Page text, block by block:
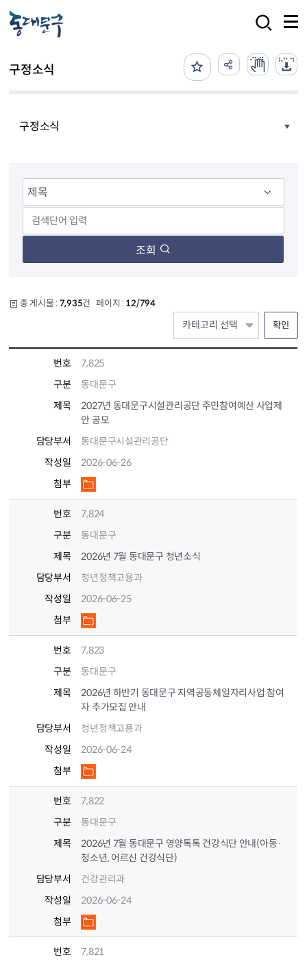
구정소식
구정소식
조회
총 게시물 : 7,935건 페이지 : 12/794
확인
번호
7,825
구분
동대문구
제목
2027년 동대문구시설관리공단 주민참여예산 사업제
안 공모
담당부서
동대문구시설관리공단
작성일
2026-06-26
첨부
번호
7,824
구분
동대문구
제목
2026년 7월 동대문구 청년소식
담당부서
청년정책고용과
작성일
2026-06-25
첨부
번호
7,823
구분
동대문구
제목
2026년 하반기 동대문구 지역공동체일자리사업 참여
자 추가모집 안내
담당부서
청년정책고용과
작성일
2026-06-24
첨부
번호
7,822
구분
동대문구
제목
2026년 7월 동대문구 영양톡톡 건강식단 안내(아동·
청소년, 어르신 건강식단)
담당부서
건강관리과
작성일
2026-06-24
첨부
번호
7,821